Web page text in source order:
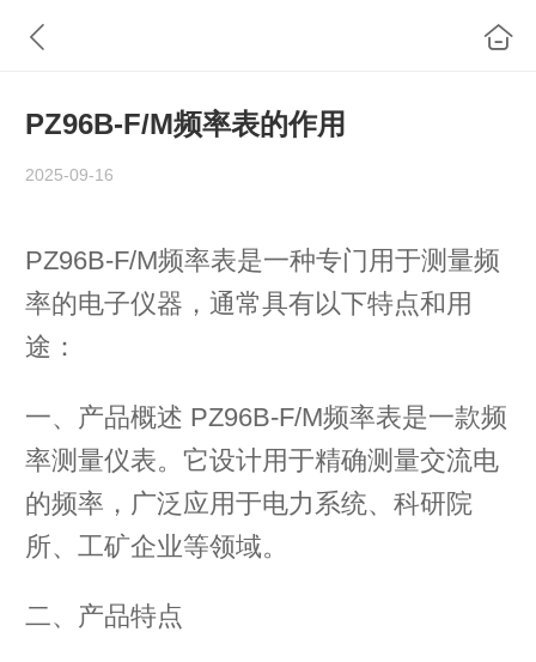
PZ96B-F/M频率表的作用
2025-09-16
PZ96B-F/M频率表是一种专门用于测量频
率的电子仪器，通常具有以下特点和用
途：
一、产品概述 PZ96B-F/M频率表是一款频
率测量仪表。它设计用于精确测量交流电
的频率，广泛应用于电力系统、科研院
所、工矿企业等领域。
二、产品特点